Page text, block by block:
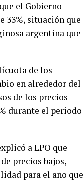
el Gobierno
33%, situación que
argentina que
de los
en alrededor del
de los precios
durante el periodo
a LPO que
precios bajos,
para el año que